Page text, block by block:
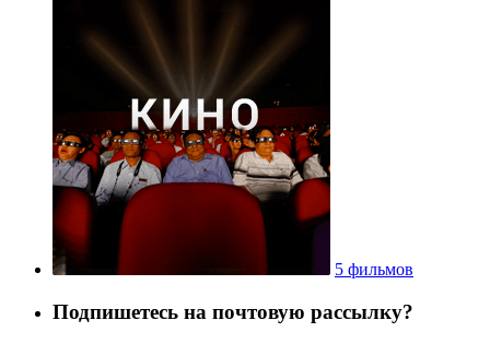
5 фильмов
Подпишетесь на почтовую рассылку?